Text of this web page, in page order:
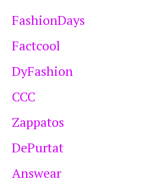
FashionDays
Factcool
DyFashion
CCC
Zappatos
DePurtat
Answear